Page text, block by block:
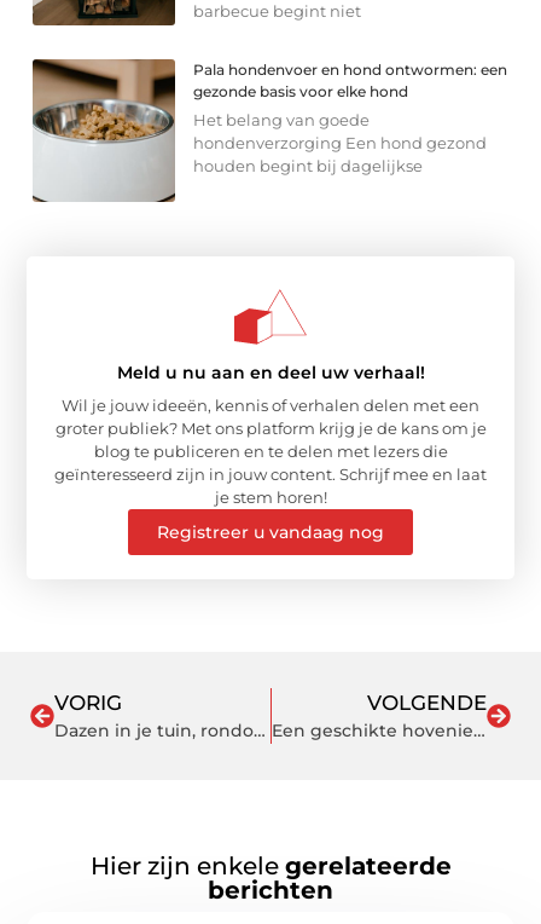
barbecue begint niet
Pala hondenvoer en hond ontwormen: een
gezonde basis voor elke hond
Het belang van goede
hondenverzorging Een hond gezond
houden begint bij dagelijkse
Meld u nu aan en deel uw verhaal!
Wil je jouw ideeën, kennis of verhalen delen met een
groter publiek? Met ons platform krijg je de kans om je
blog te publiceren en te delen met lezers die
geïnteresseerd zijn in jouw content. Schrijf mee en laat
je stem horen!
Registreer u vandaag nog
VORIG
Dazen in je tuin, rondom mens en dier een grote ergenis!
VOLGENDE
Een geschikte hovenier in Almelo
Hier zijn enkele gerelateerde
berichten